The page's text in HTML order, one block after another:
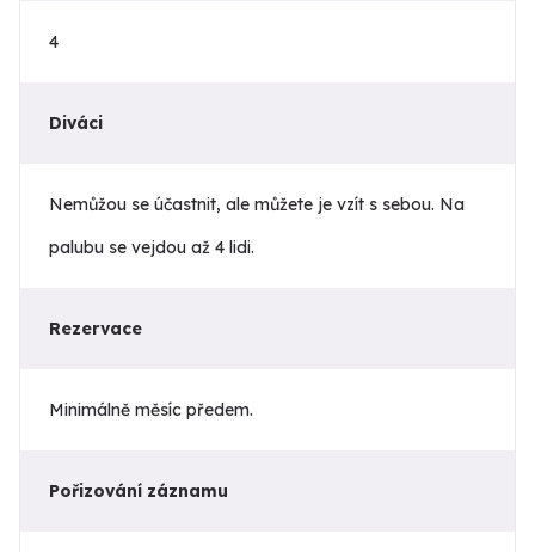
4
Diváci
Nemůžou se účastnit, ale můžete je vzít s sebou. Na
palubu se vejdou až 4 lidi.
Rezervace
Minimálně měsíc předem.
Pořizování záznamu